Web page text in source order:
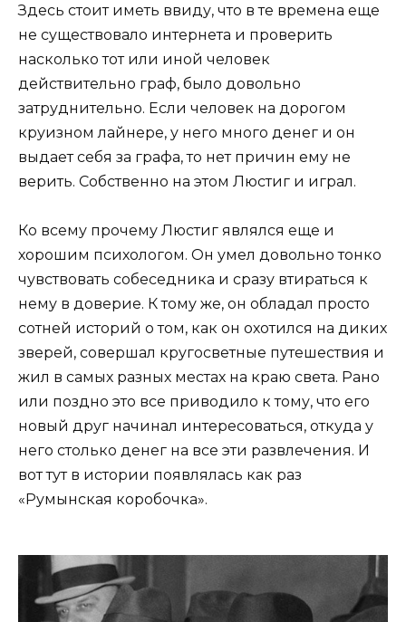
Здесь стоит иметь ввиду, что в те времена еще
не существовало интернета и проверить
насколько тот или иной человек
действительно граф, было довольно
затруднительно. Если человек на дорогом
круизном лайнере, у него много денег и он
выдает себя за графа, то нет причин ему не
верить. Собственно на этом Люстиг и играл.
Ко всему прочему Люстиг являлся еще и
хорошим психологом. Он умел довольно тонко
чувствовать собеседника и сразу втираться к
нему в доверие. К тому же, он обладал просто
сотней историй о том, как он охотился на диких
зверей, совершал кругосветные путешествия и
жил в самых разных местах на краю света. Рано
или поздно это все приводило к тому, что его
новый друг начинал интересоваться, откуда у
него столько денег на все эти развлечения. И
вот тут в истории появлялась как раз
«Румынская коробочка».